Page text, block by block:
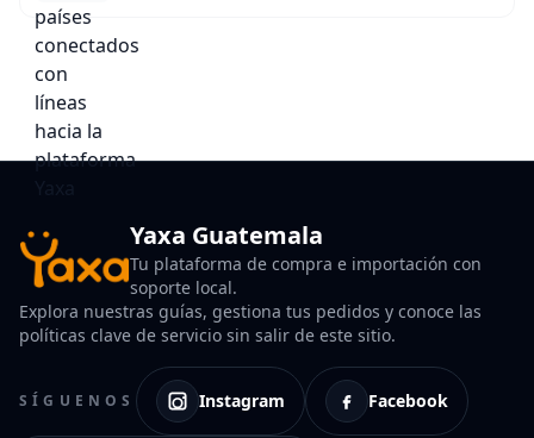
Yaxa Guatemala
Tu plataforma de compra e importación con
soporte local.
Explora nuestras guías, gestiona tus pedidos y conoce las
políticas clave de servicio sin salir de este sitio.
SÍGUENOS Instagram Facebook